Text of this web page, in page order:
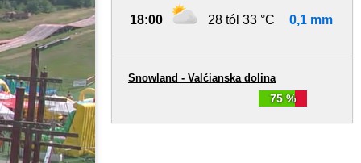
18:00 28 tól 33 °C 0,1 mm
75 %
Snowland - Valčianska dolina